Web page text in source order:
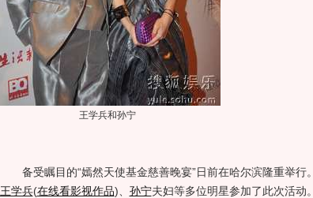
王学兵和孙宁
备受瞩目的“嫣然天使基金慈善晚宴”日前在哈尔滨隆重举行
王学兵(在线看影视作品) 孙宁夫妇等多位明星参加了此次活动